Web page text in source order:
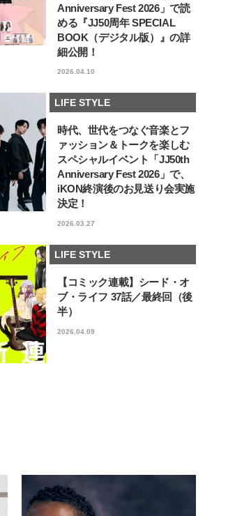
Anniversary Fest 2026」で読
める『JJ50周年 SPECIAL
BOOK（デジタル版）』の詳
細公開！
2026.04.10
LIFE STYLE
時代、世代をつなぐ音楽とフ
ァッション＆トークを楽しむ
スペシャルイベント「JJ50th
Anniversary Fest 2026」で、
iKON終演後のお見送り会実施
決定！
2026.03.27
LIFE STYLE
【コミック連載】シード・オ
ブ・ライフ 37話／最終回（後
半）
2026.04.09